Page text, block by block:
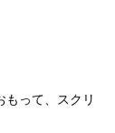
もって、スクリ